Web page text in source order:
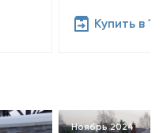
Купить в 1
Ноябрь 2024